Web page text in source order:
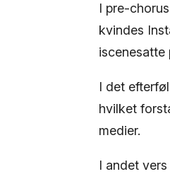
I pre-
kvindes
I det
hvilket
medier.
I andet